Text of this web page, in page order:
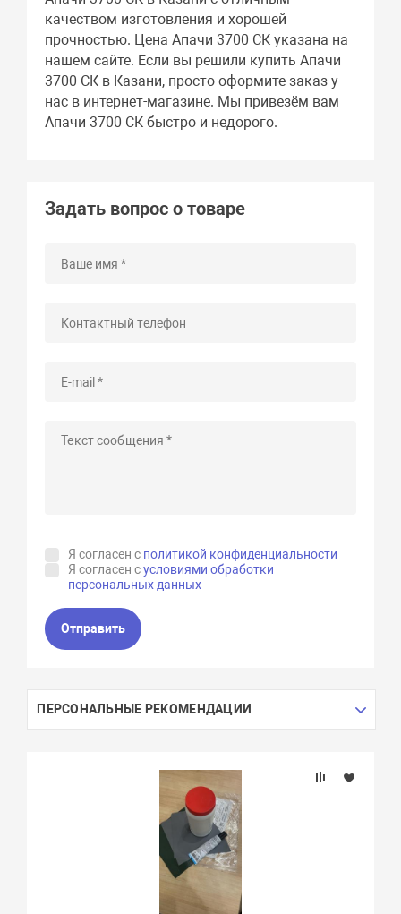
качеством изготовления и хорошей
прочностью. Цена Апачи 3700 СК указана на
нашем сайте. Если вы решили купить Апачи
3700 СК в Казани, просто оформите заказ у
нас в интернет-магазине. Мы привезём вам
Апачи 3700 СК быстро и недорого.
Задать вопрос о товаре
Я согласен с политикой конфиденциальности
Я согласен сусловиями обработки
персональных данных
Отправить
ПЕРСОНАЛЬНЫЕ РЕКОМЕНДАЦИИ